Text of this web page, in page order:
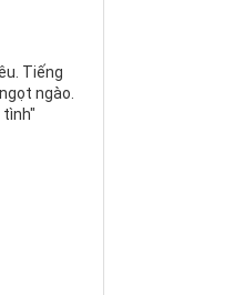
Tiếng
ngào.
tình"